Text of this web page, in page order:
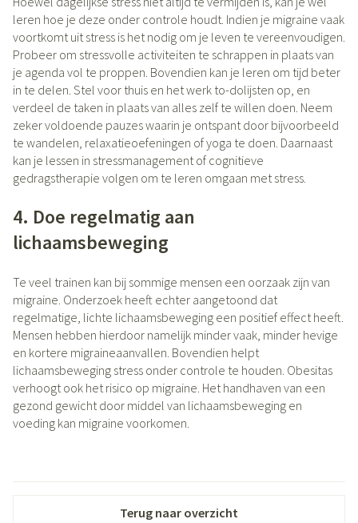
leren hoe je deze onder controle houdt. Indien je migraine vaak
voortkomt uit stress is het nodig om je leven te vereenvoudigen.
Probeer om stressvolle activiteiten te schrappen in plaats van
je agenda vol te proppen. Bovendien kan je leren om tijd beter
in te delen. Stel voor thuis en het werk to-dolijsten op, en
verdeel de taken in plaats van alles zelf te willen doen. Neem
zeker voldoende pauzes waarin je ontspant door bijvoorbeeld
te wandelen, relaxatieoefeningen of yoga te doen. Daarnaast
kan je lessen in stressmanagement of cognitieve
gedragstherapie volgen om te leren omgaan met stress.
4. Doe regelmatig aan
lichaamsbeweging
Te veel trainen kan bij sommige mensen een oorzaak zijn van
migraine. Onderzoek heeft echter aangetoond dat
regelmatige, lichte lichaamsbeweging een positief effect heeft.
Mensen hebben hierdoor namelijk minder vaak, minder hevige
en kortere migraineaanvallen. Bovendien helpt
lichaamsbeweging stress onder controle te houden. Obesitas
verhoogt ook het risico op migraine. Het handhaven van een
gezond gewicht door middel van lichaamsbeweging en
voeding kan migraine voorkomen.
Terug naar overzicht